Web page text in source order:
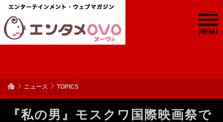
MENU
ニュース TOPICS
『私の男』モスクワ国際映画祭で